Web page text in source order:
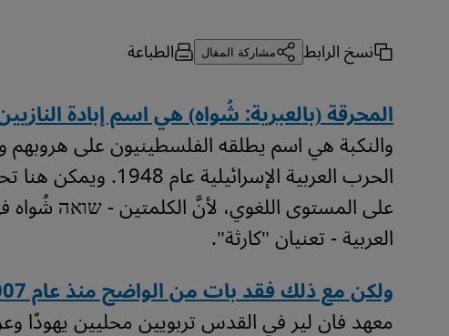
نسخ الرابط مشاركة المقال الطباعة
المحرقة (بالعبرية: شُواه) هي اسم إبادة
والنكبة هي اسم يطلقه الفلسطينيون على
الحرب العربية
على المستوى اللغوي، لأنَّ الكلمتين - שואה شُواه
العربية - تعنيان "كارثة".
ولكن مع ذلك فقد بات من الواضح منذ عام 2007 -وذلك عندما
معهد فان لير في القدس تربويين محليين يهودًا